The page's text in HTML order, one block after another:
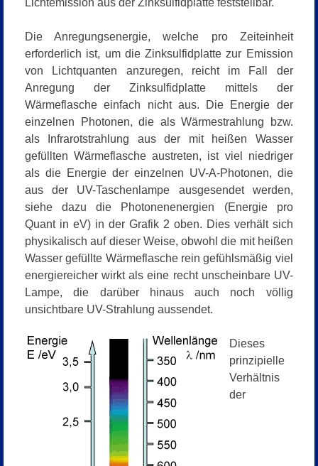
Die Anregungsenergie, welche pro Zeiteinheit
erforderlich ist, um die Zinksulfidplatte zur Emission
von Lichtquanten anzuregen, reicht im Fall der
Anregung der Zinksulfidplatte mittels der
Wärmeflasche einfach nicht aus. Die Energie der
einzelnen Photonen, die als Wärmestrahlung bzw.
als Infrarotstrahlung aus der mit heißen Wasser
gefüllten Wärmeflasche austreten, ist viel niedriger
als die Energie der einzelnen UV-A-Photonen, die
aus der UV-Taschenlampe ausgesendet werden,
siehe dazu die Photonenenergien (Energie pro
Quant in eV) in der Grafik 2 oben. Dies verhält sich
physikalisch auf dieser Weise, obwohl die mit heißen
Wasser gefüllte Wärmeflasche rein gefühlsmäßig viel
energiereicher wirkt als eine recht unscheinbare UV-
Lampe, die darüber hinaus auch noch völlig
unsichtbare UV-Strahlung aussendet.
Dieses
prinzipielle
Verhältnis
der